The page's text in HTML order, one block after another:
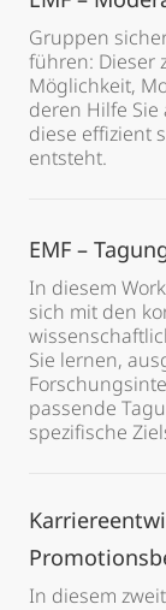
Gruppen
führen: Dieser
Möglichkeit,
deren Hilfe
diese effizient
entsteht.
EMF –
In diesem
sich mit den
Sie lernen,
passende
spezifische
In diesem